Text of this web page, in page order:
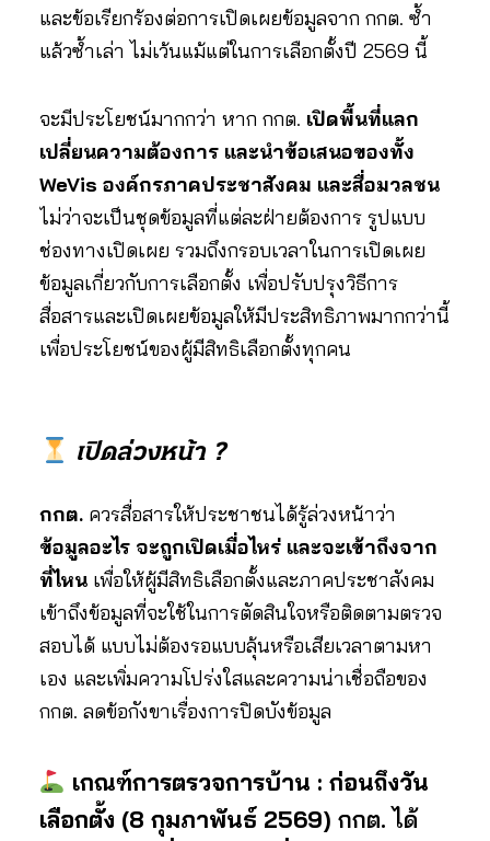
และข้อเรียกร้องต่อการเปิดเผยข้อมูลจาก กกต. ซ้ำ
แล้วซ้ำเล่า ไม่เว้นแม้แต่ในการเลือกตั้งปี 2569 นี้
จะมีประโยชน์มากกว่า หาก กกต. เปิดพื้นที่แลก
เปลี่ยนความต้องการ และนำข้อเสนอของทั้ง
WeVis องค์กรภาคประชาสังคม และสื่อมวลชน
ไม่ว่าจะเป็นชุดข้อมูลที่แต่ละฝ่ายต้องการ รูปแบบ
ช่องทางเปิดเผย รวมถึงกรอบเวลาในการเปิดเผย
ข้อมูลเกี่ยวกับการเลือกตั้ง เพื่อปรับปรุงวิธีการ
สื่อสารและเปิดเผยข้อมูลให้มีประสิทธิภาพมากกว่านี้
เพื่อประโยชน์ของผู้มีสิทธิเลือกตั้งทุกคน
เปิดล่วงหน้า ?
กกต.ควรสื่อสารให้ประชาชนได้รู้ล่วงหน้าว่า
ข้อมูลอะไร จะถูกเปิดเมื่อไหร่ และจะเข้าถึงจาก
ที่ไหนเพื่อให้ผู้มีสิทธิเลือกตั้งและภาคประชาสังคม
เข้าถึงข้อมูลที่จะใช้ในการตัดสินใจหรือติดตามตรวจ
สอบได้ แบบไม่ต้องรอแบบลุ้นหรือเสียเวลาตามหา
เอง และเพิ่มความโปร่งใสและความน่าเชื่อถือของ
กกต. ลดข้อกังขาเรื่องการปิดบังข้อมูล
เกณฑ์การตรวจการบ้าน : ก่อนถึงวัน
เลือกตั้ง (8 กุมภาพันธ์ 2569) กกต. ได้